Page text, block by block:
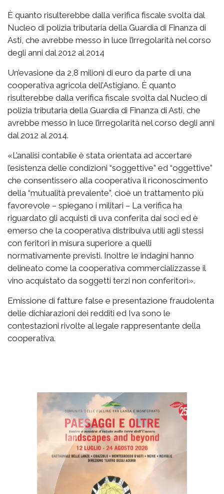
È quanto risulterebbe dalla verifica fiscale svolta dal
Nucleo di polizia tributaria della Guardia di Finanza di
Asti, che avrebbe messo in luce l’irregolarità nel corso
degli anni dal 2012 al 2014
Un’evasione da 2,8 milioni di euro da parte di una
cooperativa agricola dell’Astigiano. È quanto
risulterebbe dalla verifica fiscale svolta dal Nucleo di
polizia tributaria della Guardia di Finanza di Asti, che
avrebbe messo in luce l’irregolarità nel corso degli anni
dal 2012 al 2014.
«L’analisi contabile è stata orientata ad accertare
l’esistenza delle condizioni “soggettive” ed “oggettive”
che consentissero alla cooperativa il riconoscimento
della “mutualità prevalente”, cioè un trattamento più
favorevole – spiegano i militari – La verifica ha
riguardato gli acquisti di uva conferita dai soci ed è
emerso che la cooperativa distribuiva utili agli stessi
con feritori in misura superiore a quelli
normativamente previsti. Inoltre le indagini hanno
delineato come la cooperativa commercializzasse il
vino acquistato da soggetti terzi non conferitori».
Emissione di fatture false e presentazione fraudolenta
delle dichiarazioni dei redditi ed Iva sono le
contestazioni rivolte al legale rappresentante della
cooperativa.